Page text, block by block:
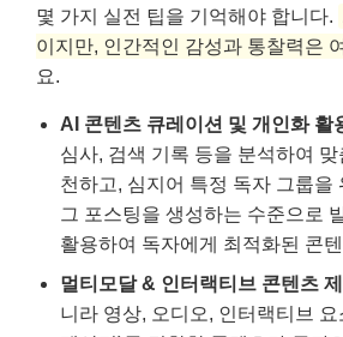
니라 영상, 오디오, 인터랙티브
계산기)를 결합한 콘텐츠가 독자
그 주제와 관련된 자신들의 경험
하도록 장려하고, 이를 블로그에
를 활성화하세요.
SEO 분석 및 키워드 최적화: AI
도출하세요. 하지만 최종 감수와
수입니다.